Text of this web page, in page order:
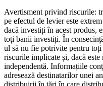
Avertisment privind riscurile:
pe efectul de levier este
dacă investiți în acest produs,
toți banii investiți. În
ul să nu fie potrivite pentru
riscurile implicate și, dacă
independentă. Informațiile
adresează destinatarilor unei